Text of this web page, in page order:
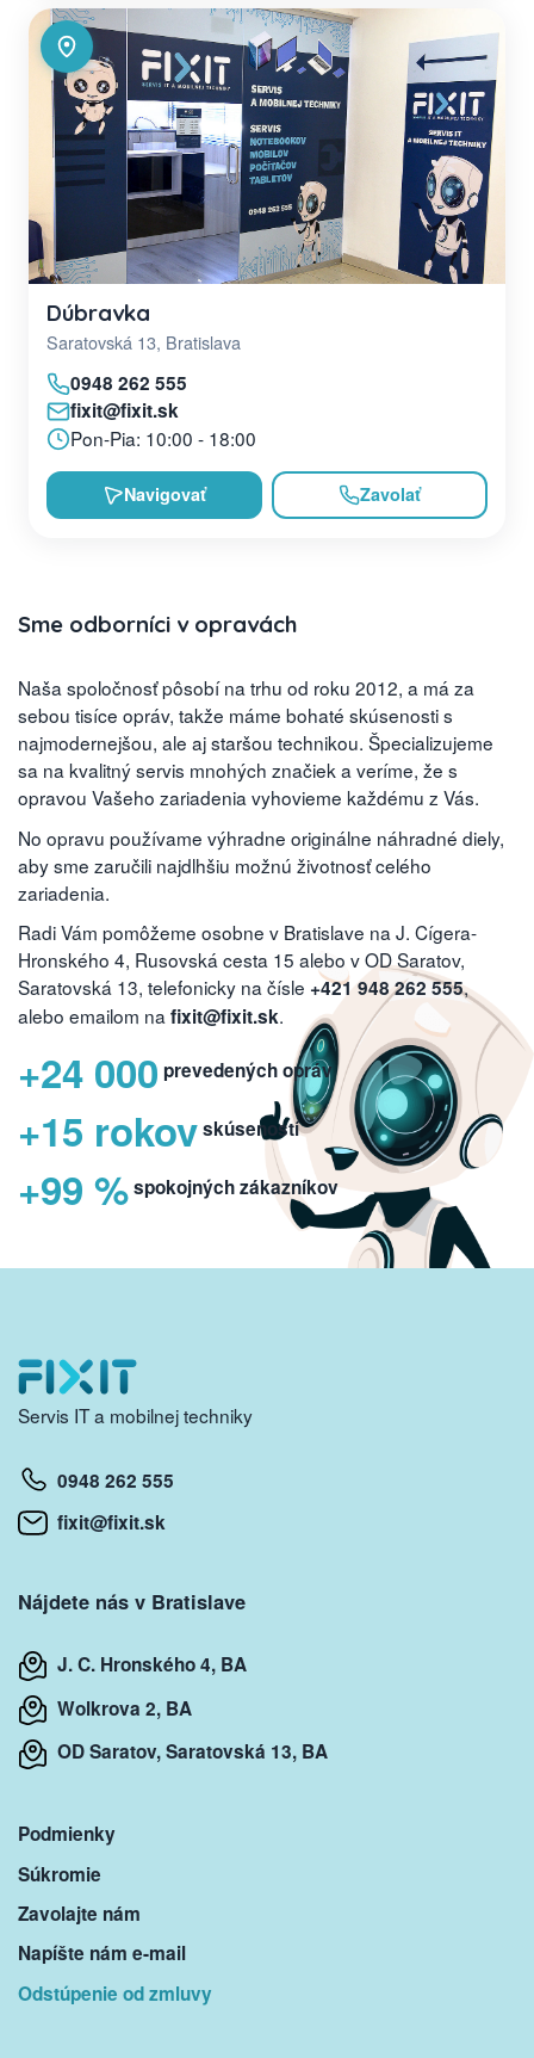
Dúbravka
Saratovská 13, Bratislava
0948 262 555
fixit@fixit.sk
Pon-Pia: 10:00 - 18:00
Navigovať Zavolať
Sme odborníci v opravách
Naša spoločnosť pôsobí na trhu od roku 2012, a má za
sebou tisíce opráv, takže máme bohaté skúsenosti s
najmodernejšou, ale aj staršou technikou. Špecializujeme
sa na kvalitný servis mnohých značiek a veríme, že s
opravou Vašeho zariadenia vyhovieme každému z Vás.
No opravu používame výhradne originálne náhradné diely,
aby sme zaručili najdlhšiu možnú životnosť celého
zariadenia.
Radi Vám pomôžeme osobne v Bratislave na J. Cígera-
Hronského 4, Rusovská cesta 15 alebo v OD Saratov,
Saratovská 13, telefonicky na čísle +421 948 262 555,
alebo emailom na fixit@fixit.sk.
+24 000 prevedených opráv
+15 rokovskúseností
+99 %spokojných zákazníkov
Servis IT a mobilnej techniky
0948 262 555
fixit@fixit.sk
Nájdete nás v Bratislave
J. C. Hronského 4, BA
Wolkrova 2, BA
OD Saratov, Saratovská 13, BA
Podmienky
Súkromie
Zavolajte nám
Napíšte nám e-mail
Odstúpenie od zmluvy